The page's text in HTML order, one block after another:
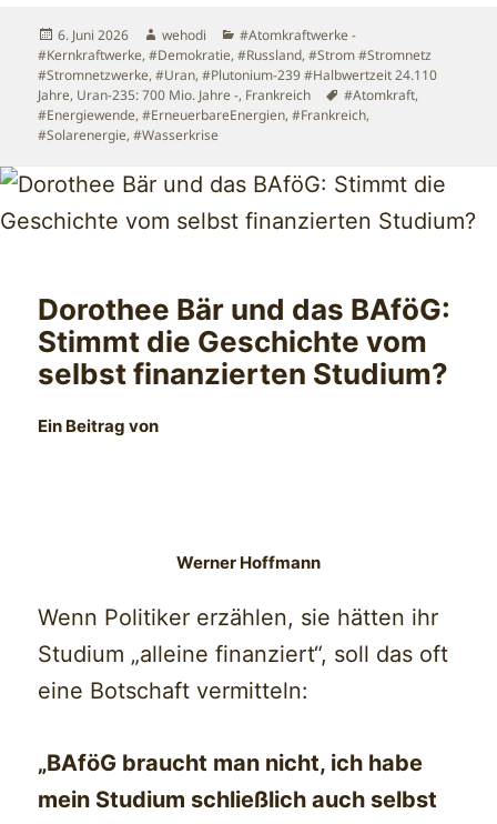
Veröffentlicht
am
6. Juni 2026 Autor
wehodi Kategorien
#Atomkraftwerke -
#Kernkraftwerke,#Demokratie,#Russland,#Strom #Stromnetz
#Stromnetzwerke,#Uran, #Plutonium-239 #Halbwertzeit 24.110
Jahre, Uran-235: 700 Mio. Jahre -, Frankreich Schlagwörter
#Atomkraft,
#Energiewende,#ErneuerbareEnergien,#Frankreich,
#Solarenergie,#Wasserkrise
Dorothee Bär und das BAföG:
Stimmt die Geschichte vom
selbst finanzierten Studium?
Ein Beitrag von
Werner Hoffmann
Wenn Politiker erzählen, sie hätten ihr
Studium „alleine finanziert“, soll das oft
eine Botschaft vermitteln:
„BAföG braucht man nicht, ich habe
mein Studium schließlich auch selbst